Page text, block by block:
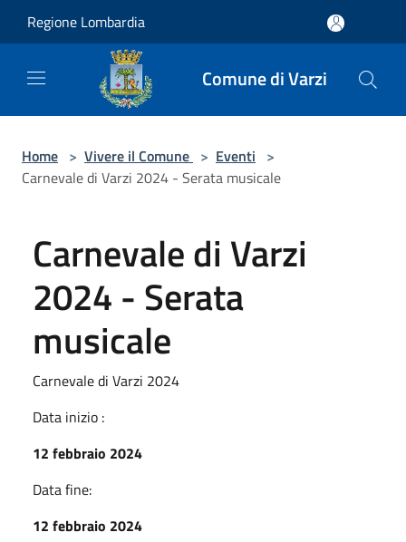
Regione Lombardia
Comune di Varzi
Home > Vivere il Comune > Eventi >
Carnevale di Varzi 2024 - Serata musicale
Carnevale di Varzi
2024 - Serata
musicale
Carnevale di Varzi 2024
Data inizio :
12 febbraio 2024
Data fine:
12 febbraio 2024